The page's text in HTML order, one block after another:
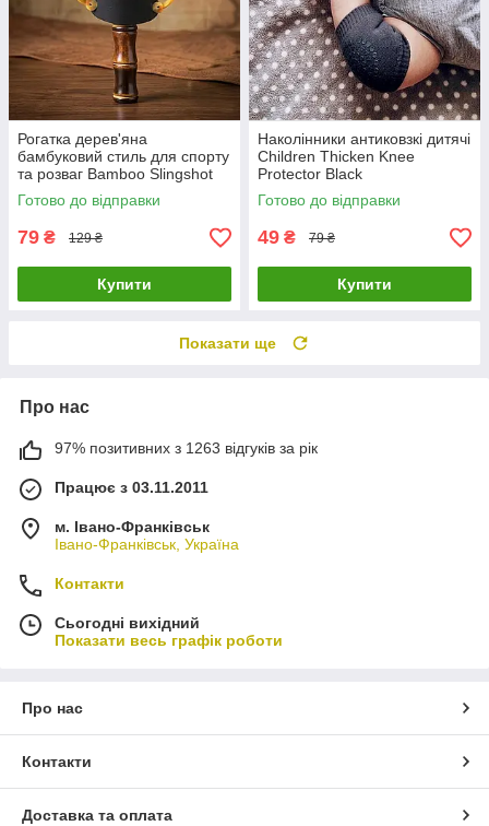
Рогатка дерев'яна
бамбуковий стиль для спорту
та розваг Bamboo Slingshot
Готово до відправки
79 ₴ 129 ₴
Купити
Наколінники антиковзкі дитячі
Children Thicken Knee
Protector Black
Готово до відправки
49 ₴ 79 ₴
Купити
Показати ще
Про нас
97% позитивних з 1263 відгуків за рік
Працює з 03.11.2011
м. Івано-Франківськ
Івано-Франківськ, Україна
Контакти
Сьогодні вихідний
Показати весь графік роботи
Про нас
Контакти
Доставка та оплата